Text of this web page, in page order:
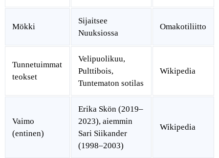
Mökki
Sijaitsee
Nuuksiossa
Omakotiliitto
Tunnetuimmat
teokset
Velipuolikuu,
Pulttibois,
Tuntematon sotilas
Wikipedia
Vaimo
(entinen)
Erika Skön (2019–
2023), aiemmin
Sari Siikander
(1998–2003)
Wikipedia